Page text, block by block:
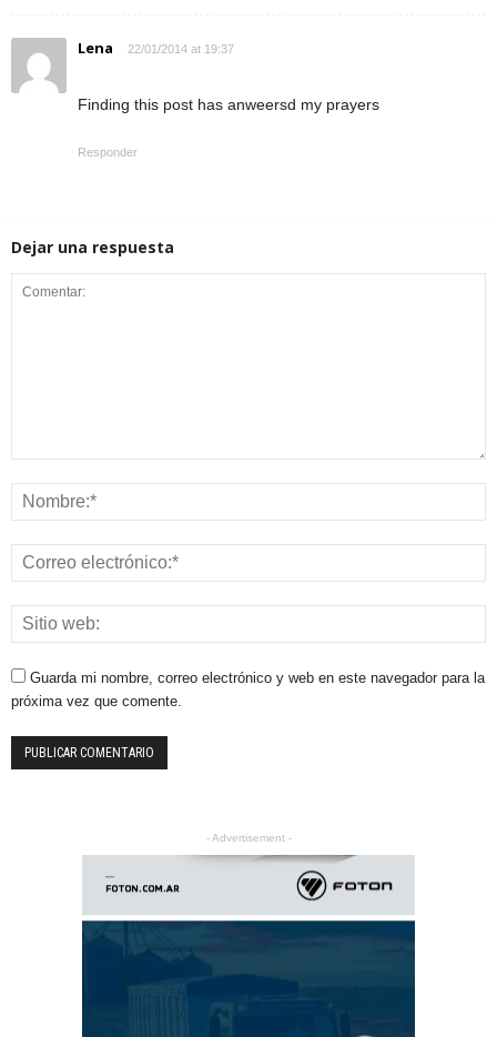
Lena 22/01/2014 at 19:37
Finding this post has anweersd my prayers
Responder
Dejar una respuesta
Guarda mi nombre, correo electrónico y web en este navegador para la
próxima vez que comente.
- Advertisement -